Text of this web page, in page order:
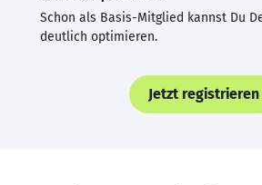
Schon als Basis-Mitglied kannst Du
deutlich optimieren.
Jetzt registrieren